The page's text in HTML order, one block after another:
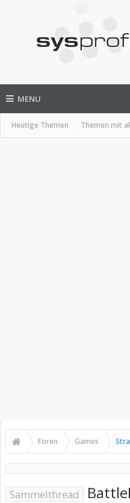
MENU
Heutige Themen Themen mit
Foren Games
Sammelthread